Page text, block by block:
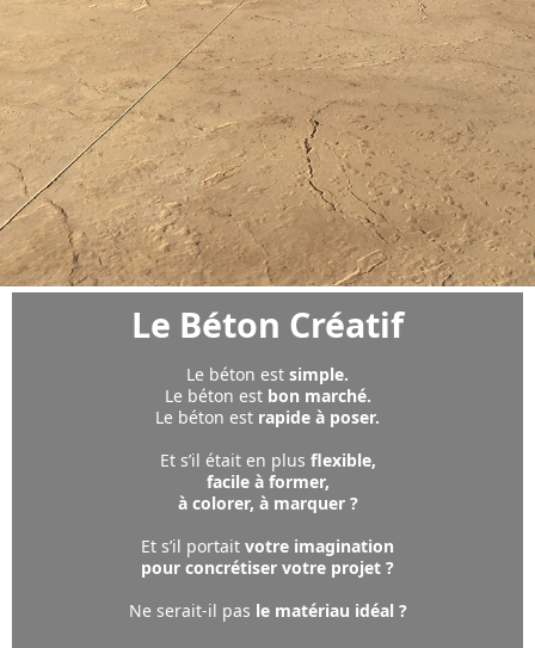
Le Béton Créatif
Le béton est simple.
Le béton est bon marché.
Le béton est rapide à poser.
Et s’il était en plus flexible,
facile à former,
à colorer, à marquer ?
Et s’il portait votre imagination
pour concrétiser votre projet ?
Ne serait-il pas le matériau idéal ?